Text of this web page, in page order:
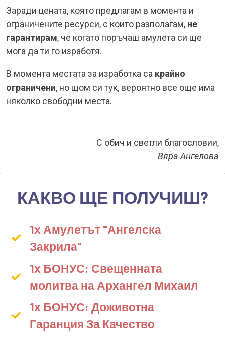
Заради цената, която предлагам в момента и
ограничените ресурси, с които разполагам, не
гарантирам, че когато поръчаш амулета си ще
мога да ти го изработя.
В момента местата за изработка са крайно
ограничени, но щом си тук, вероятно все още има
няколко свободни места.
С обич и светли благословии,
Вяра Ангелова
КАКВО ЩЕ ПОЛУЧИШ?
1х Амулетът "Ангелска
Закрила"
1х БОНУС: Свещенната
молитва на Архангел Михаил
1х БОНУС: Доживотна
Гаранция За Качество